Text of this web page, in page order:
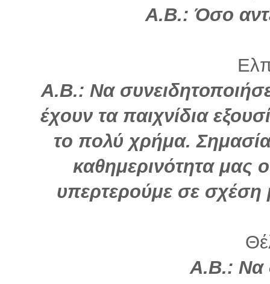
Α.Β.: Όσο
Α.Β.: Να
έχουν τα παιχνίδια
το πολύ χρήμα.
καθημερινότητα μας
υπερτερούμε σε σχέση
Α.Β.: Να